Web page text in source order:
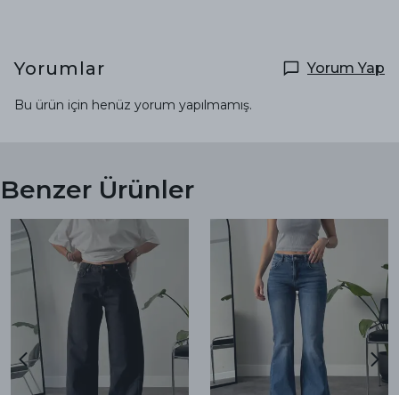
Yorumlar Yorum Yap
Bu ürün için henüz yorum yapılmamış.
Benzer Ürünler